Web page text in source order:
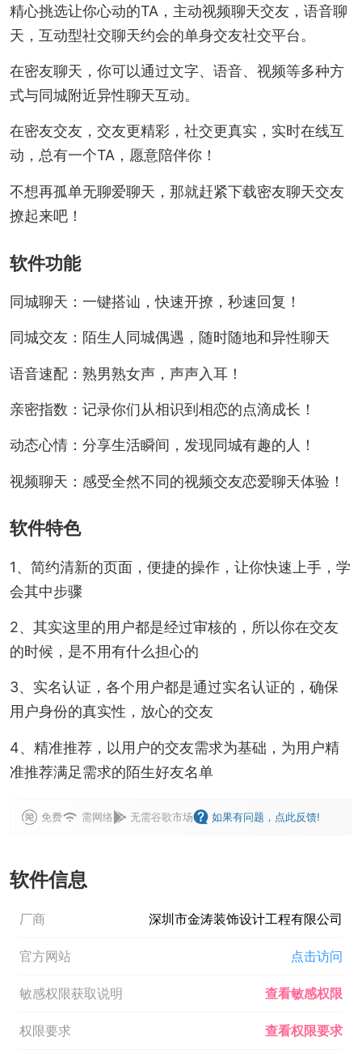
精心挑选让你心动的TA，主动视频聊天交友，语音聊
天，互动型社交聊天约会的单身交友社交平台。
在密友聊天，你可以通过文字、语音、视频等多种方
式与同城附近异性聊天互动。
在密友交友，交友更精彩，社交更真实，实时在线互
动，总有一个TA，愿意陪伴你！
不想再孤单无聊爱聊天，那就赶紧下载密友聊天交友
撩起来吧！
软件功能
同城聊天：一键搭讪，快速开撩，秒速回复！
同城交友：陌生人同城偶遇，随时随地和异性聊天
语音速配：熟男熟女声，声声入耳！
亲密指数：记录你们从相识到相恋的点滴成长！
动态心情：分享生活瞬间，发现同城有趣的人！
视频聊天：感受全然不同的视频交友恋爱聊天体验！
软件特色
1、简约清新的页面，便捷的操作，让你快速上手，学
会其中步骤
2、其实这里的用户都是经过审核的，所以你在交友
的时候，是不用有什么担心的
3、实名认证，各个用户都是通过实名认证的，确保
用户身份的真实性，放心的交友
4、精准推荐，以用户的交友需求为基础，为用户精
准推荐满足需求的陌生好友名单
免费 需网络 无需谷歌市场 如果有问题，点此反馈!
软件信息
厂商 深圳市金涛装饰设计工程有限公司
官方网站 点击访问
敏感权限获取说明 查看敏感权限
权限要求 查看权限要求